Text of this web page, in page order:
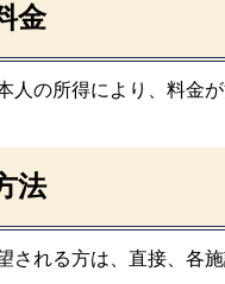
金
人の所得により、料金が
法
される方は、直接、各